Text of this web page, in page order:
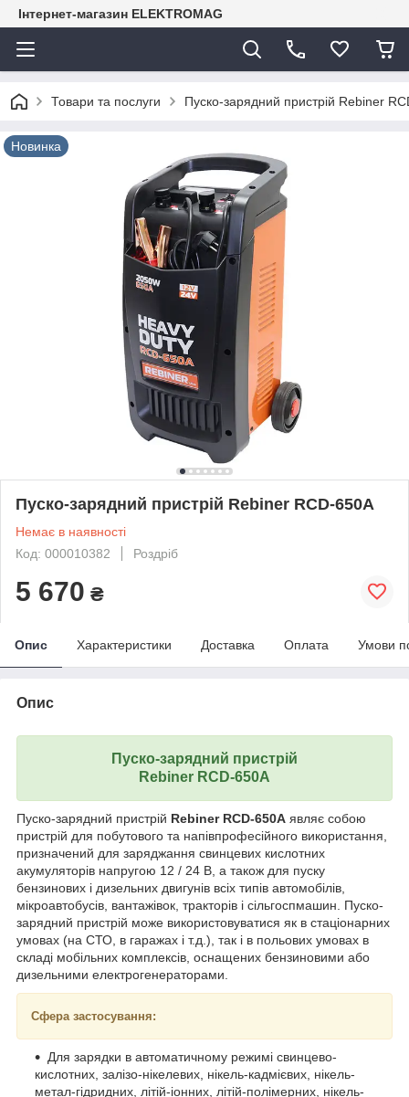
Інтернет-магазин ELEKTROMAG
Товари та послуги Пуско-зарядний пристрій Rebiner
Новинка
Пуско-зарядний пристрій Rebiner RCD-650A
Немає в наявності
Код: 000010382
Роздріб
5 670 ₴
Опис Характеристики Доставка Оплата Умови
Опис
Пуско-зарядний пристрій
Rebiner RCD-650A
Пуско-зарядний пристрій Rebiner RCD-650A являє собою
пристрій для побутового та напівпрофесійного використання,
призначений для заряджання свинцевих кислотних
акумуляторів напругою 12 / 24 В, а також для пуску
бензинових і дизельних двигунів всіх типів автомобілів,
мікроавтобусів, вантажівок, тракторів і сільгоспмашин. Пуско-
зарядний пристрій може використовуватися як в стаціонарних
умовах (на СТО, в гаражах і т.д.), так і в польових умовах в
складі мобільних комплексів, оснащених бензиновими або
дизельними електрогенераторами.
Сфера застосування:
Для зарядки в автоматичному режимі свинцево-
кислотних, залізо-нікелевих, нікель-кадмієвих, нікель-
метал-гідридних, літій-іонних, літій-полімерних, нікель-